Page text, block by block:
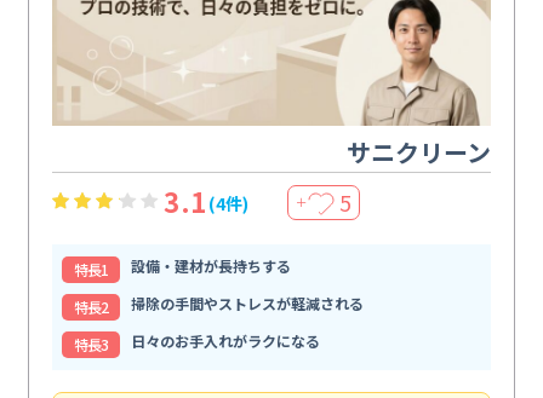
サニクリーン
3.1 (4件) ＋ 5
特⻑1
設備・建材が長持ちする
特⻑2
掃除の手間やストレスが軽減される
特⻑3
日々のお手入れがラクになる